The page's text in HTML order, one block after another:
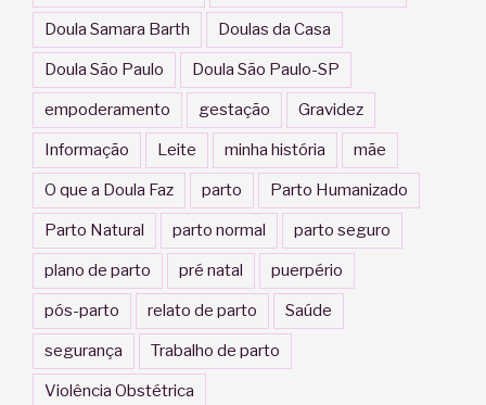
Doula Samara Barth Doulas da Casa
Doula São Paulo Doula São Paulo-SP
empoderamento gestação Gravidez
Informação Leite minha história mãe
O que a Doula Faz parto Parto Humanizado
Parto Natural parto normal parto seguro
plano de parto pré natal puerpério
pós-parto relato de parto Saúde
segurança Trabalho de parto
Violência Obstétrica